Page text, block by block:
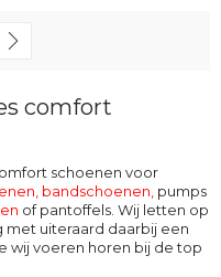
pagina
comfort
schoenen voor
, bandschoenen, pumps
of pantoffels. Wij letten op
uiteraard daarbij een
wij voeren horen bij de top